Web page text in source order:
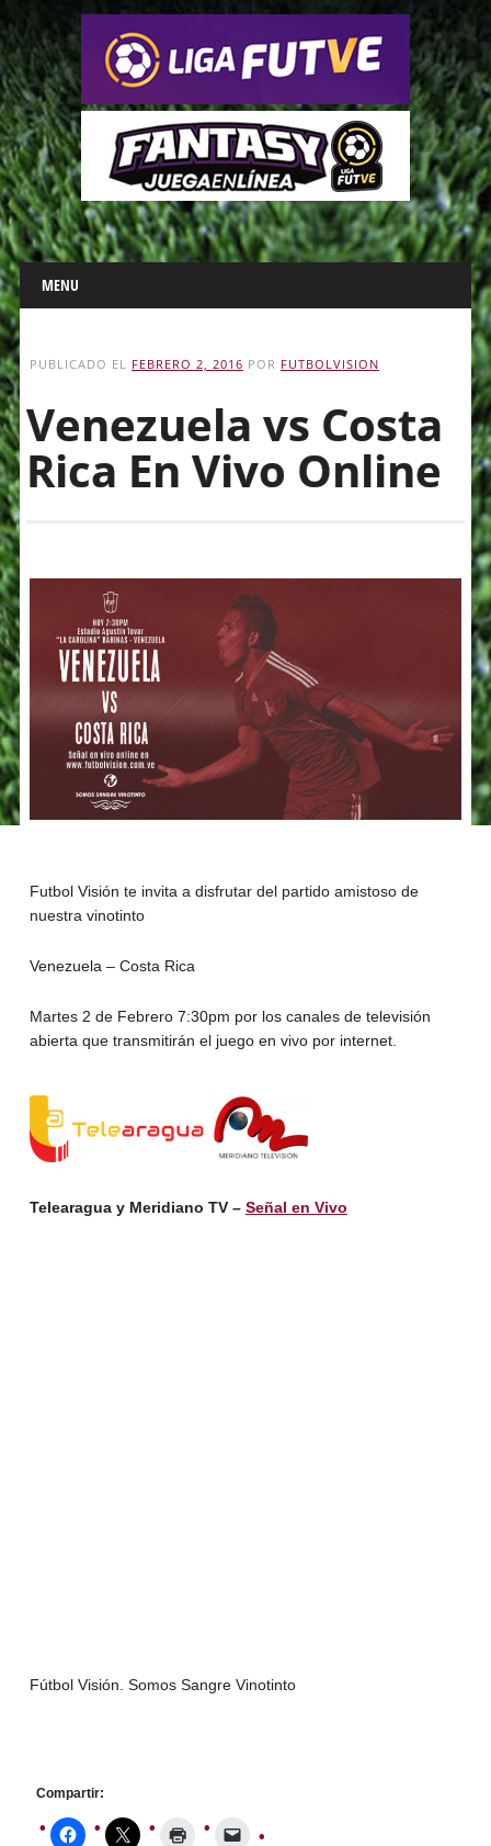
Main menu
Skip
to
content
MENU
PUBLICADO EL FEBRERO 2, 2016 POR FUTBOLVISION
Venezuela vs Costa
Rica En Vivo Online
Futbol Visión te invita a disfrutar del partido amistoso de
nuestra vinotinto
Venezuela – Costa Rica
Martes 2 de Febrero 7:30pm por los canales de televisión
abierta que transmitirán el juego en vivo por internet.
Telearagua y Meridiano TV – Señal en Vivo
Fútbol Visión. Somos Sangre Vinotinto
Compartir: